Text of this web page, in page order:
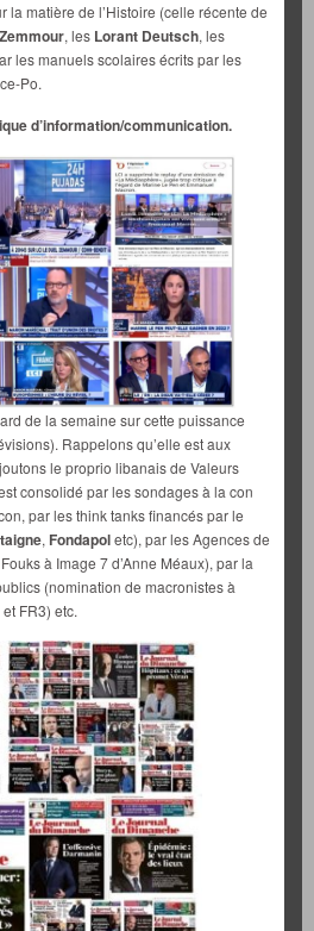
la matière de l’Histoire (celle récente de
Zemmour, les Lorant Deutsch, les
les manuels scolaires écrits par les
Po.
d’information/communication.
de la semaine sur cette puissance
Rappelons qu’elle est aux
le proprio libanais de Valeurs
consolidé par les sondages à la con
par les think tanks financés par le
, Fondapoletc), par les Agences de
à Image 7 d’Anne Méaux), par la
(nomination de macronistes à
FR3) etc.